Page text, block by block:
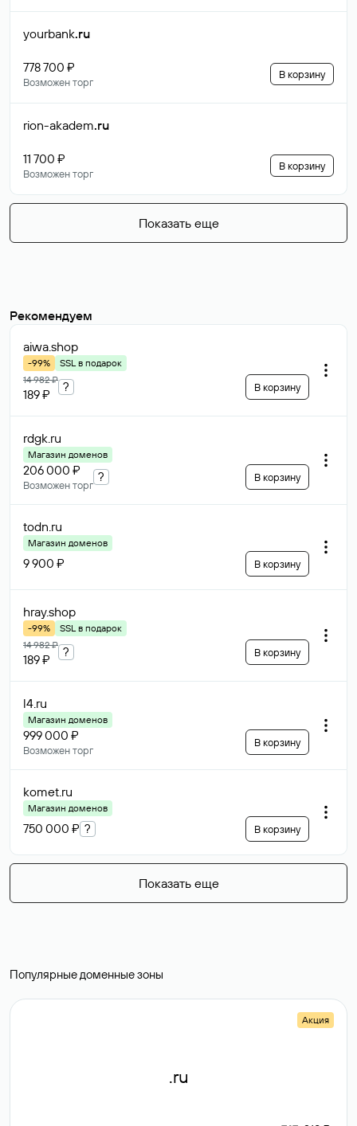
yourbank.ru
778 700 ₽
Возможен торг
В корзину
rion-akadem.ru
11 700 ₽
Возможен торг
В корзину
Показать еще
Рекомендуем
aiwa.shop
-99%
SSL в подарок
14 982 ₽
189 ₽
? В корзину
rdgk.ru
Магазин доменов
206 000 ₽
Возможен торг
? В корзину
todn.ru
Магазин доменов
9 900 ₽ В корзину
hray.shop
-99%
SSL в подарок
14 982 ₽
189 ₽
? В корзину
l4.ru
Магазин доменов
999 000 ₽
Возможен торг
В корзину
komet.ru
Магазин доменов
750 000 ₽ ? В корзину
Показать еще
Популярные доменные зоны
Акция
.ru